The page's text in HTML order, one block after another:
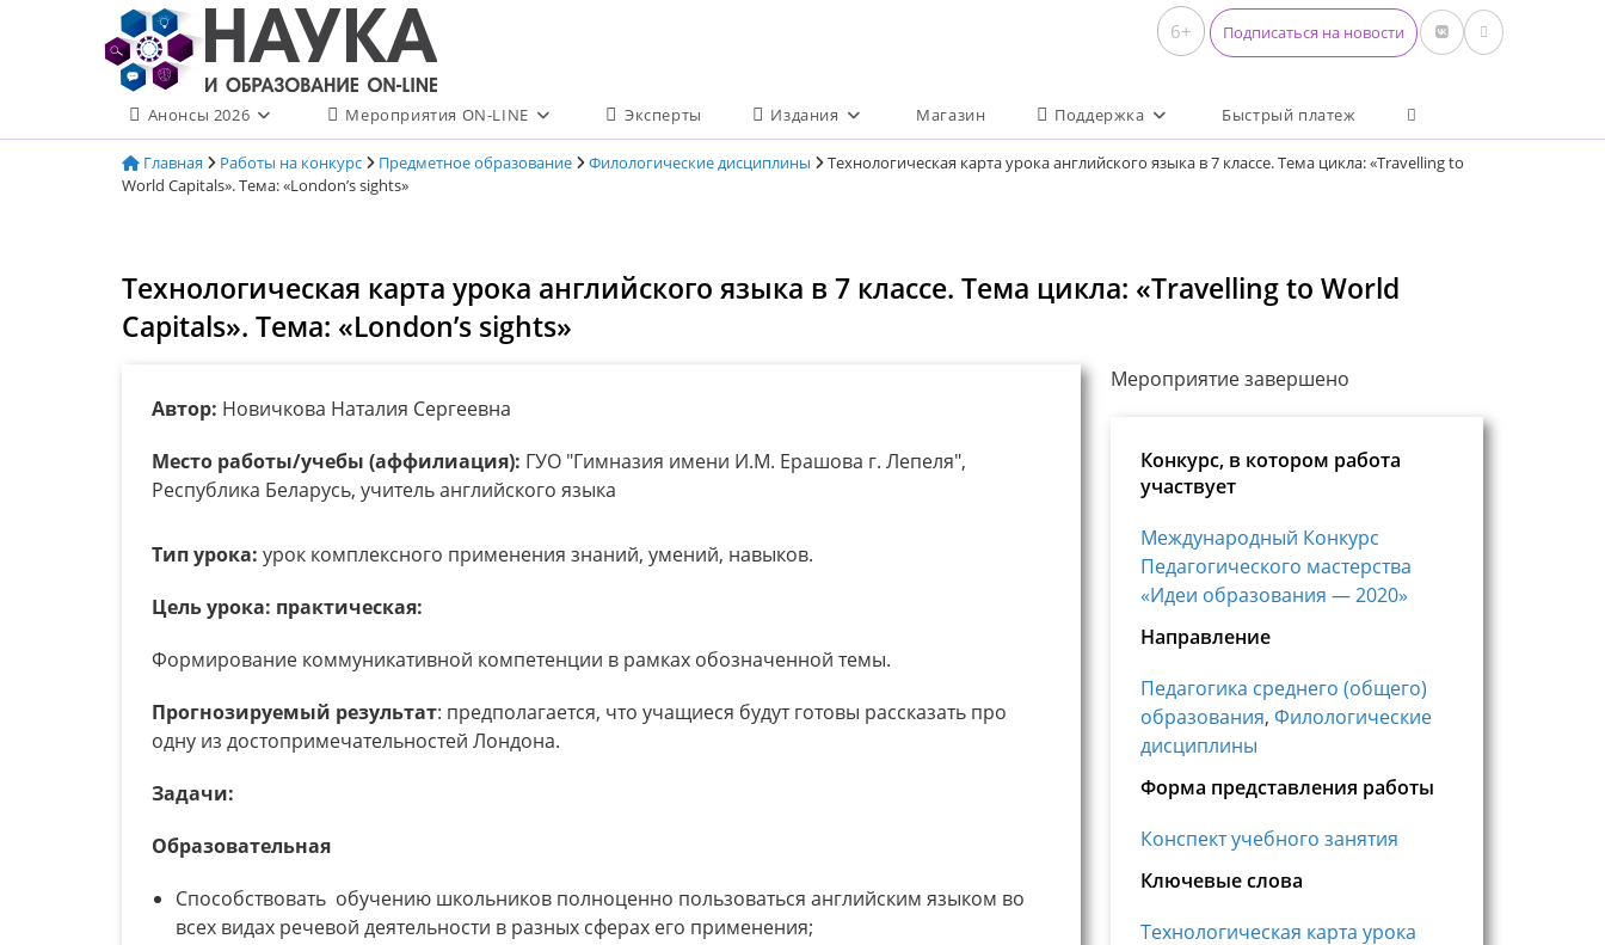
содержимому
6+ Подписаться на новости
Анонсы 2026 Мероприятия ON-LINE Эксперты Издания Магазин Поддержка Быстрый платеж Переключить поиск по
Главная Работы на конкурс Предметное образование Филологические дисциплины
Технологическая карта урока английского языка в 7 классе. Тема цикла: «Travelling to
World Capitals». Тема: «London’s sights»
Технологическая карта урока английского языка в 7 классе. Тема цикла: «Travelling to World
Capitals». Тема: «London’s sights»
Автор: Новичкова Наталия Сергеевна
Место работы/учебы (аффилиация): ГУО "Гимназия имени И.М. Ерашова г. Лепеля",
Республика Беларусь, учитель английского языка
Тип урока: урок комплексного применения знаний, умений, навыков.
Цель урока: практическая:
Формирование коммуникативной компетенции в рамках обозначенной темы.
Прогнозируемый результат: предполагается, что учащиеся будут готовы рассказать про
одну из достопримечательностей Лондона.
Задачи:
Образовательная
Способствовать обучению школьников полноценно пользовать­ся английским языком во
всех видах ре­чевой деятельности в разных сферах его применения;
Мероприятие завершено
Конкурс, в котором работа
участвует
Международный Конкурс
Педагогического мастерства
«Идеи образования — 2020»
Направление
Педагогика среднего (общего)
образования, Филологические
дисциплины
Форма представления работы
Конспект учебного занятия
Ключевые слова
Технологическая карта урока